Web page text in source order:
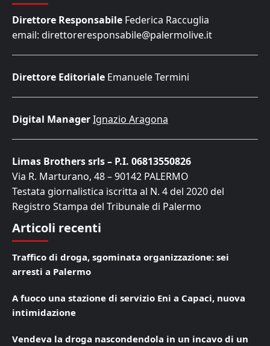
Direttore Responsabile Federica Raccuglia
email: direttoreresponsabile@palermolive.it
Direttore Editoriale Emanuele Termini
Digital ManagerIgnazio Aragona
Limas Brothers srls – P.I. 06813550826
Via R. Marturano, 48 – 90142 PALERMO
Testata giornalistica iscritta al N. 4 del 2020 del
Registro Stampa del Tribunale di Palermo
Articoli recenti
Traffico di droga, sgominata organizzazione: sei
arresti a Palermo
A fuoco una stazione di servizio Eni a Capaci, nuova
intimidazione
Vendeva la droga nascondendola in un incavo di un